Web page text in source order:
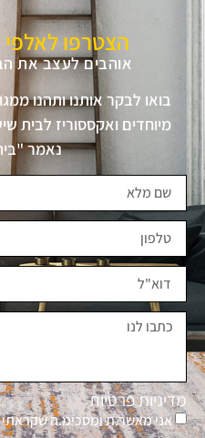
הצטרפו לאלפי
אוהבים לעצב את
בואו לבקר אותנו ותהנו
מיוחדים ואקססוריז לבית
נאמר
מדיניות פרטיות
אני מאשר.ת ומסכימ.ה